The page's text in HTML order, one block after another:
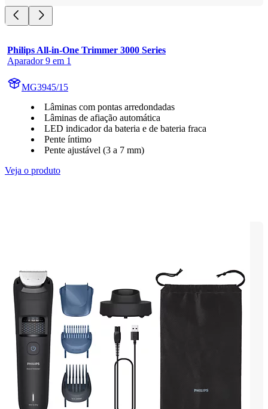
Philips All-in-One Trimmer 3000 Series
Aparador 9 em 1
MG3945/15
Lâminas com pontas arredondadas
Lâminas de afiação automática
LED indicador da bateria e de bateria fraca
Pente íntimo
Pente ajustável (3 a 7 mm)
Veja o produto